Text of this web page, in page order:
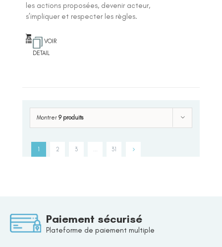
les actions proposées, devenir acteur,
s’impliquer et respecter les règles.
VOIR
DETAIL
Montrer 9 produits
1 2 3 31
Paiement sécurisé
Plateforme de paiement multiple